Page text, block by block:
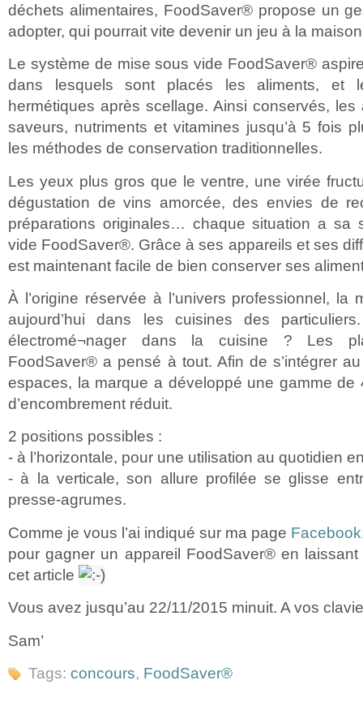
déchets alimentaires, FoodSaver® propose un
adopter, qui pourrait vite devenir un jeu à la
Le système de mise sous vide FoodSaver®
dans lesquels sont placés les aliments, et
hermétiques après scellage. Ainsi conservés,
saveurs, nutriments et vitamines jusqu’à 5 fois
les méthodes de conservation traditionnelles.
Les yeux plus gros que le ventre, une virée
dégustation de vins amorcée, des envies de
préparations originales… chaque situation a sa
vide FoodSaver®. Grâce à ses appareils et ses
est maintenant facile de bien conserver ses
À l’origine réservée à l’univers professionnel, la
aujourd’hui dans les cuisines des
électromé¬nager dans la cuisine ? Les
FoodSaver® a pensé à tout. Afin de s’intégrer
espaces, la marque a développé une gamme de
d’encombrement réduit.
2 positions possibles :
- à l’horizontale, pour une utilisation au quotidien
- à la verticale, son allure profilée se glisse
presse-agrumes.
Comme je vous l’ai indiqué sur ma page Facebook
pour gagner un appareil FoodSaver® en
cet article
Vous avez jusqu’au 22/11/2015 minuit. A vos
Sam’
Tags: concours, FoodSaver®